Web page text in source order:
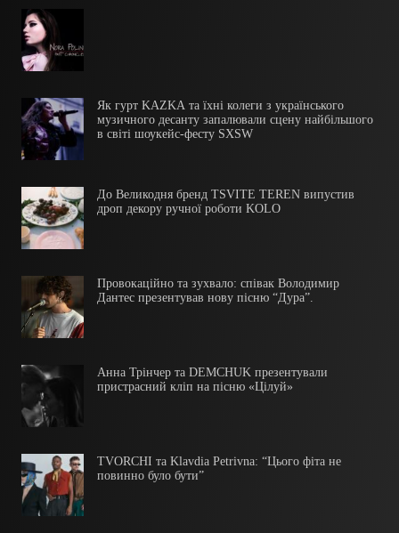
Як гурт KAZKA та їхні колеги з українського
музичного десанту запалювали сцену найбільшого
в світі шоукейс-фесту SXSW
До Великодня бренд TSVITE TEREN випустив
дроп декору ручної роботи KOLO
Провокаційно та зухвало: співак Володимир
Дантес презентував нову пісню “Дура”.
Анна Трінчер та DEMCHUK презентували
пристрасний кліп на пісню «Цілуй»
TVORCHI та Klavdia Petrivna: “Цього фіта не
повинно було бути”